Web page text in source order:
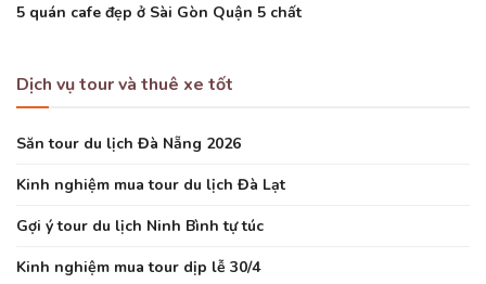
5 quán cafe đẹp ở Sài Gòn Quận 5 chất
Dịch vụ tour và thuê xe tốt
Săn tour du lịch Đà Nẵng 2026
Kinh nghiệm mua tour du lịch Đà Lạt
Gợi ý tour du lịch Ninh Bình tự túc
Kinh nghiệm mua tour dịp lễ 30/4